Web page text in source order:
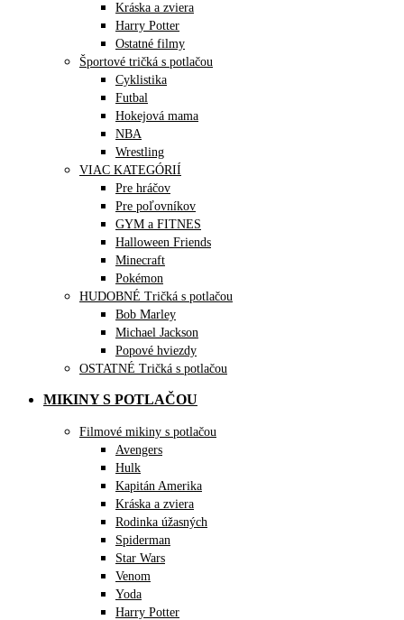
Kráska a zviera
Harry Potter
Ostatné filmy
Športové tričká s potlačou
Cyklistika
Futbal
Hokejová mama
NBA
Wrestling
VIAC KATEGÓRIÍ
Pre hráčov
Pre poľovníkov
GYM a FITNES
Halloween Friends
Minecraft
Pokémon
HUDOBNÉ Tričká s potlačou
Bob Marley
Michael Jackson
Popové hviezdy
OSTATNÉ Tričká s potlačou
MIKINY S POTLAČOU
Filmové mikiny s potlačou
Avengers
Hulk
Kapitán Amerika
Kráska a zviera
Rodinka úžasných
Spiderman
Star Wars
Venom
Yoda
Harry Potter